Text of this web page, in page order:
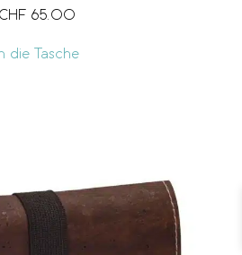
CHF 65.00
die Tasche